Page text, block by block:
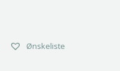
Ønskeliste